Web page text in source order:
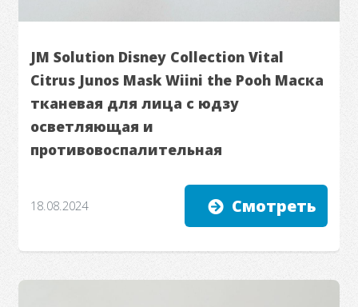
JM Solution Disney Collection Vital
Citrus Junos Mask Wiini the Pooh Маска
тканевая для лица с юдзу
осветляющая и
противовоспалительная
18.08.2024 Смотреть